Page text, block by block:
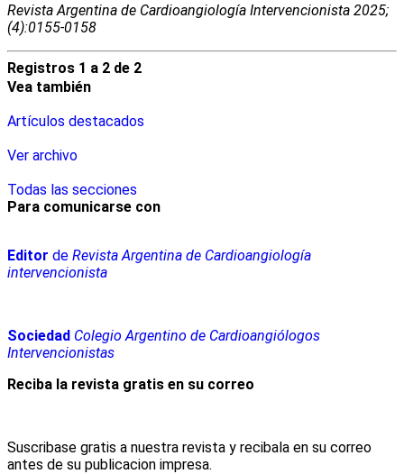
Revista Argentina de Cardioangiologí­a Intervencionista 2025;
(4):0155-0158
Registros 1 a 2 de 2
Vea también
Artículos destacados
Ver archivo
Todas las secciones
Para comunicarse con
Editor de Revista Argentina de Cardioangiología
intervencionista
Sociedad Colegio Argentino de Cardioangiólogos
Intervencionistas
Reciba la revista gratis en su correo
Suscribase gratis a nuestra revista y recibala en su correo
antes de su publicacion impresa.